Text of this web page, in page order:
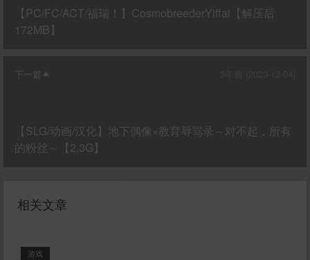
【PC/FC/ACT/福瑞！】CosmobreederYiffai【解压后
172MB】
下一篇
【SLG/动画/汉化】地下偶像×教育辱骂录～对不起，所有
的粉丝～【2.3G】
相关文章
游戏